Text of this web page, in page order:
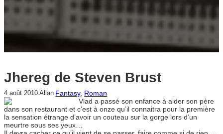
r
Jhereg de Steven Brust
4 août 2010 Allan Fantasy, Roman
Vlad a passé son enfance à aider son père
dans son restaurant et c’est à onze qu’il connaitra pour la première
la sensation étrange d’avoir un couteau sur la gorge lors d’un
meurtre sous ses yeux…